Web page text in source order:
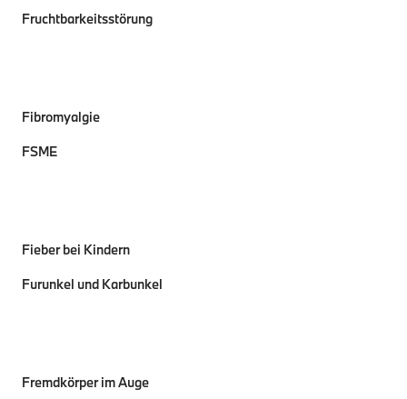
Fruchtbarkeitsstörung
Fibromyalgie
FSME
Fieber bei Kindern
Furunkel und Karbunkel
Fremdkörper im Auge